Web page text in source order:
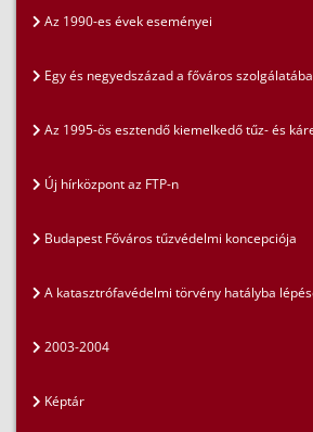
Az 1990-es évek eseményei
Egy és negyedszázad a főváros
Az 1995-ös esztendő kiemelkedő tűz- és
Új hírközpont az FTP-n
Budapest Főváros tűzvédelmi koncepciója
A katasztrófavédelmi törvény hatályba
2003-2004
Képtár